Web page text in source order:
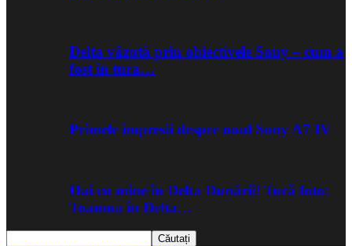
Delta văzută prin obiectivele Sony – cum a
fost în tura…
Primele impresii despre noul Sony A7 IV
Hai cu mine în Delta Dunării! Tură foto:
Toamna în Delta…